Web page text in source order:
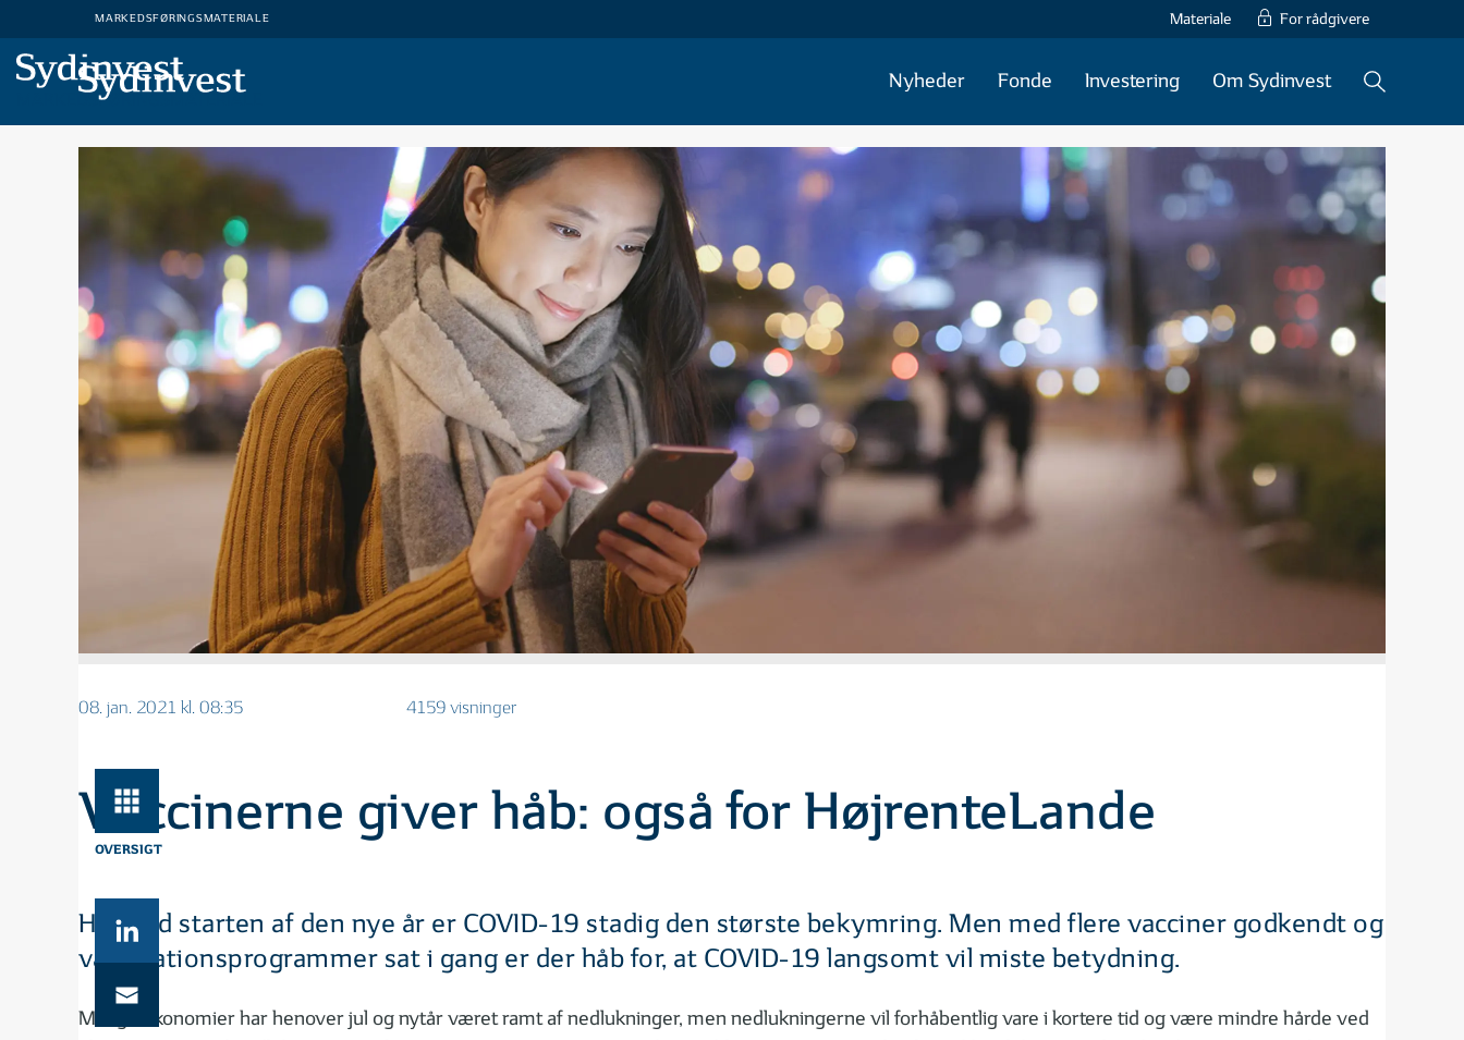
MARKEDSFØRINGSMATERIALE Materiale For rådgivere
MARKEDSFØRINGSMATERIALE
Nyheder Fonde Investering Om Sydinvest
OVERSIGT
08. jan. 2021 kl. 08:35 4159 visninger
Vaccinerne giver håb: også for HøjrenteLande
Her ved starten af den nye år er COVID-19 stadig den største bekymring. Men med flere vacciner godkendt og
vaccinationsprogrammer sat i gang er der håb for, at COVID-19 langsomt vil miste betydning.
Mange økonomier har henover jul og nytår været ramt af nedlukninger, men nedlukningerne vil forhåbentlig vare i kortere tid og være mindre hårde ved